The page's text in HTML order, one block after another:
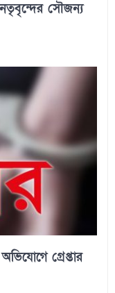
সৌজন্য
গ্রেপ্তার